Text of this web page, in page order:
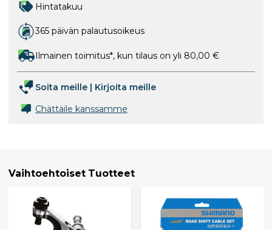
Hintatakuu
365 päivän palautusoikeus
Ilmainen toimitus*, kun tilaus on yli 80,00 €
Soita meille | Kirjoita meille
Chättäile kanssamme
Vaihtoehtoiset Tuotteet